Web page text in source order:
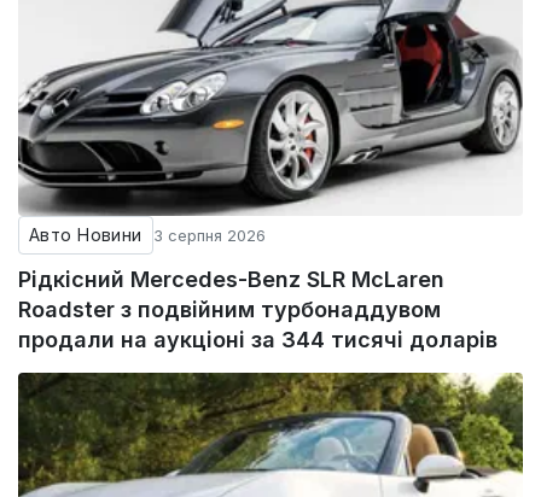
Авто Новини 3 серпня 2026
Рідкісний Mercedes-Benz SLR McLaren
Roadster з подвійним турбонаддувом
продали на аукціоні за 344 тисячі доларів